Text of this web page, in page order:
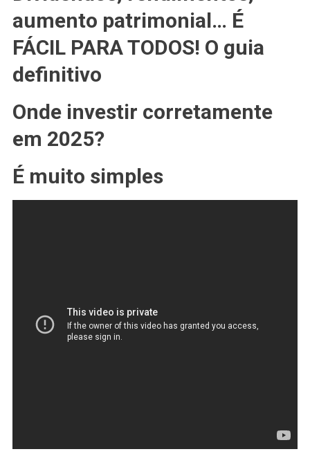
aumento patrimonial… É
FÁCIL PARA TODOS! O guia
definitivo
Onde investir corretamente
em 2025?
É muito simples